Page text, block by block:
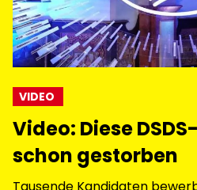
VIDEO
Video: Diese
schon gestorben